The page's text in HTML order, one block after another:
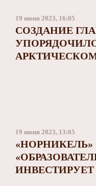
19 июня 2023, 16:05
СОЗДАНИЕ
19 июня 2023, 13:05
«НОРНИКЕЛЬ»